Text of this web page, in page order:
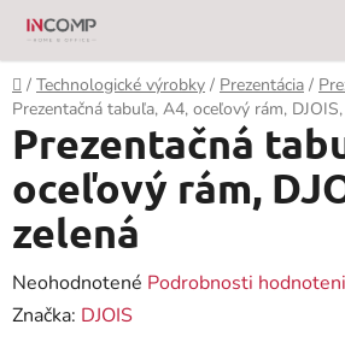
Prejsť
obsah
Domov
/ Technologické výrobky / Prezentácia /
Prezentačná tabuľa, A4, oceľový rám,
Prezentačná
oceľový rám,
zelená
Priemerné
hodnotenie
Neohodnotené Podrobnosti
Značka: DJOIS